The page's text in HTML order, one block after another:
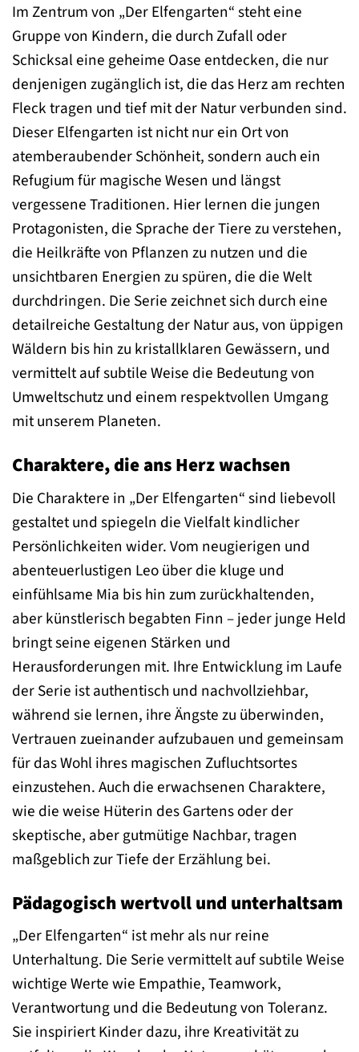
Im Zentrum von „Der Elfengarten“ steht eine
Gruppe von Kindern, die durch Zufall oder
Schicksal eine geheime Oase entdecken, die nur
denjenigen zugänglich ist, die das Herz am rechten
Fleck tragen und tief mit der Natur verbunden sind.
Dieser Elfengarten ist nicht nur ein Ort von
atemberaubender Schönheit, sondern auch ein
Refugium für magische Wesen und längst
vergessene Traditionen. Hier lernen die jungen
Protagonisten, die Sprache der Tiere zu verstehen,
die Heilkräfte von Pflanzen zu nutzen und die
unsichtbaren Energien zu spüren, die die Welt
durchdringen. Die Serie zeichnet sich durch eine
detailreiche Gestaltung der Natur aus, von üppigen
Wäldern bis hin zu kristallklaren Gewässern, und
vermittelt auf subtile Weise die Bedeutung von
Umweltschutz und einem respektvollen Umgang
mit unserem Planeten.
Charaktere, die ans Herz wachsen
Die Charaktere in „Der Elfengarten“ sind liebevoll
gestaltet und spiegeln die Vielfalt kindlicher
Persönlichkeiten wider. Vom neugierigen und
abenteuerlustigen Leo über die kluge und
einfühlsame Mia bis hin zum zurückhaltenden,
aber künstlerisch begabten Finn – jeder junge Held
bringt seine eigenen Stärken und
Herausforderungen mit. Ihre Entwicklung im Laufe
der Serie ist authentisch und nachvollziehbar,
während sie lernen, ihre Ängste zu überwinden,
Vertrauen zueinander aufzubauen und gemeinsam
für das Wohl ihres magischen Zufluchtsortes
einzustehen. Auch die erwachsenen Charaktere,
wie die weise Hüterin des Gartens oder der
skeptische, aber gutmütige Nachbar, tragen
maßgeblich zur Tiefe der Erzählung bei.
Pädagogisch wertvoll und unterhaltsam
„Der Elfengarten“ ist mehr als nur reine
Unterhaltung. Die Serie vermittelt auf subtile Weise
wichtige Werte wie Empathie, Teamwork,
Verantwortung und die Bedeutung von Toleranz.
Sie inspiriert Kinder dazu, ihre Kreativität zu